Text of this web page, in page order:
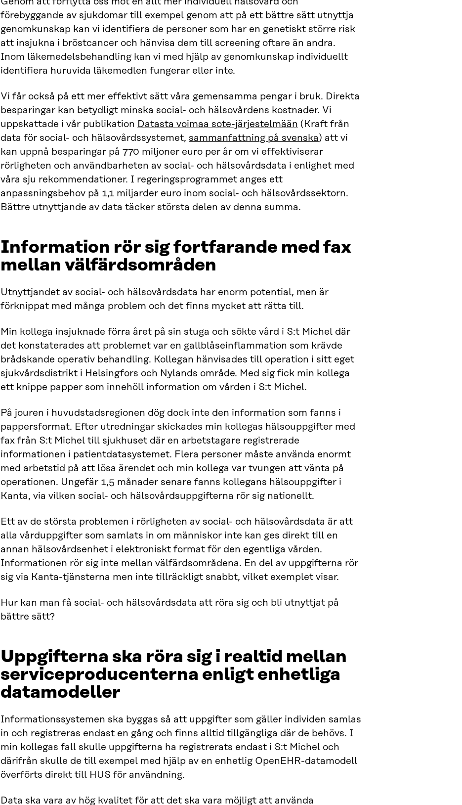
förebyggande av sjukdomar till exempel genom att på ett bättre sätt utnyttja
genomkunskap kan vi identifiera de personer som har en genetiskt större risk
att insjukna i bröstcancer och hänvisa dem till screening oftare än andra.
Inom läkemedelsbehandling kan vi med hjälp av genomkunskap individuellt
identifiera huruvida läkemedlen fungerar eller inte.
Vi får också på ett mer effektivt sätt våra gemensamma pengar i bruk. Direkta
besparingar kan betydligt minska social- och hälsovårdens kostnader. Vi
uppskattade i vår publikation Datasta voimaa sote-järjestelmään (Kraft från
data för social- och hälsovårdssystemet, sammanfattning på svenska) att vi
kan uppnå besparingar på 770 miljoner euro per år om vi effektiviserar
rörligheten och användbarheten av social- och hälsovårdsdata i enlighet med
våra sju rekommendationer. I regeringsprogrammet anges ett
anpassningsbehov på 1,1 miljarder euro inom social- och hälsovårdssektorn.
Bättre utnyttjande av data täcker största delen av denna summa.
Information rör sig fortfarande med fax
mellan välfärdsområden
Utnyttjandet av social- och hälsovårdsdata har enorm potential, men är
förknippat med många problem och det finns mycket att rätta till.
Min kollega insjuknade förra året på sin stuga och sökte vård i S:t Michel där
det konstaterades att problemet var en gallblåseinflammation som krävde
brådskande operativ behandling. Kollegan hänvisades till operation i sitt eget
sjukvårdsdistrikt i Helsingfors och Nylands område. Med sig fick min kollega
ett knippe papper som innehöll information om vården i S:t Michel.
På jouren i huvudstadsregionen dög dock inte den information som fanns i
pappersformat. Efter utredningar skickades min kollegas hälsouppgifter med
fax från S:t Michel till sjukhuset där en arbetstagare registrerade
informationen i patientdatasystemet. Flera personer måste använda enormt
med arbetstid på att lösa ärendet och min kollega var tvungen att vänta på
operationen. Ungefär 1,5 månader senare fanns kollegans hälsouppgifter i
Kanta, via vilken social- och hälsovårdsuppgifterna rör sig nationellt.
Ett av de största problemen i rörligheten av social- och hälsovårdsdata är att
alla vårduppgifter som samlats in om människor inte kan ges direkt till en
annan hälsovårdsenhet i elektroniskt format för den egentliga vården.
Informationen rör sig inte mellan välfärdsområdena. En del av uppgifterna rör
sig via Kanta-tjänsterna men inte tillräckligt snabbt, vilket exemplet visar.
Hur kan man få social- och hälsovårdsdata att röra sig och bli utnyttjat på
bättre sätt?
Uppgifterna ska röra sig i realtid mellan
serviceproducenterna enligt enhetliga
datamodeller
Informationssystemen ska byggas så att uppgifter som gäller individen samlas
in och registreras endast en gång och finns alltid tillgängliga där de behövs. I
min kollegas fall skulle uppgifterna ha registrerats endast i S:t Michel och
därifrån skulle de till exempel med hjälp av en enhetlig OpenEHR-datamodell
överförts direkt till HUS för användning.
Data ska vara av hög kvalitet för att det ska vara möjligt att använda